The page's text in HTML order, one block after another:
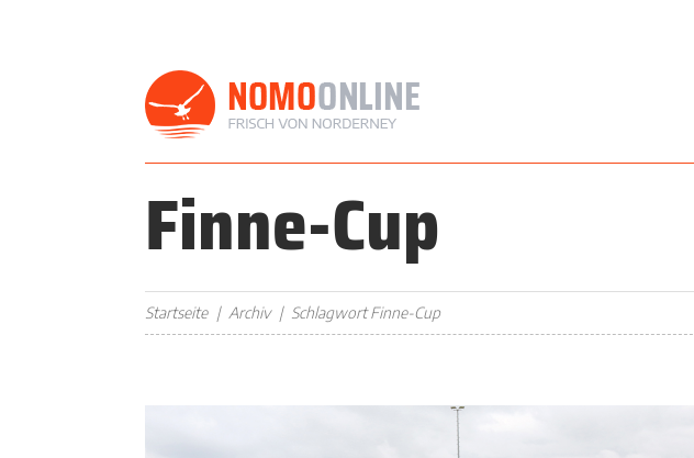
Finne-Cup
Startseite Archiv Schlagwort Finne-Cup